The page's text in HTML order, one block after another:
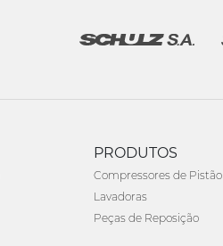
PRODUTOS
Compressores de Pistão
Lavadoras
Peças de Reposição